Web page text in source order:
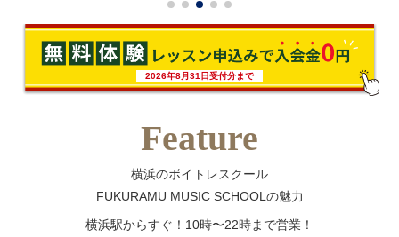
2026年8月31日受付分まで
Feature
横浜のボイトレスクール
FUKURAMU MUSIC SCHOOLの魅力
横浜駅からすぐ！10時〜22時まで営業！